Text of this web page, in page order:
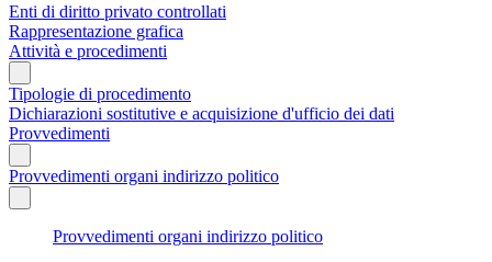
Enti di diritto privato controllati
Rappresentazione grafica
Attività e procedimenti
Tipologie di procedimento
Dichiarazioni sostitutive e acquisizione d'ufficio dei dati
Provvedimenti
Provvedimenti organi indirizzo politico
Provvedimenti organi indirizzo politico